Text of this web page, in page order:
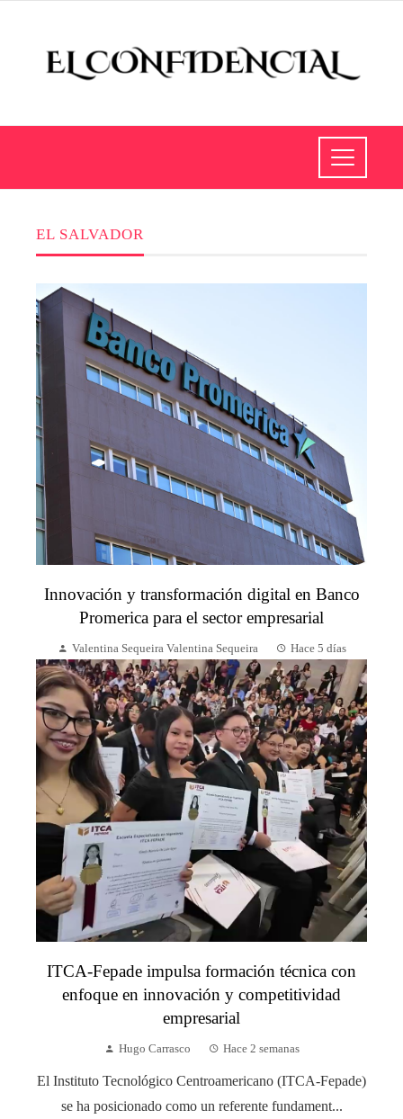
EL SALVADOR
Innovación y transformación digital en Banco
Promerica para el sector empresarial
Valentina Sequeira Valentina Sequeira Hace 5 días
ITCA-Fepade impulsa formación técnica con
enfoque en innovación y competitividad
empresarial
Hugo Carrasco Hace 2 semanas
El Instituto Tecnológico Centroamericano (ITCA-Fepade)
se ha posicionado como un referente fundament...